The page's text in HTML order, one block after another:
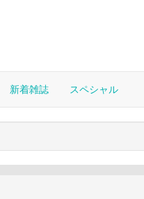
新着雑誌 スペシャル